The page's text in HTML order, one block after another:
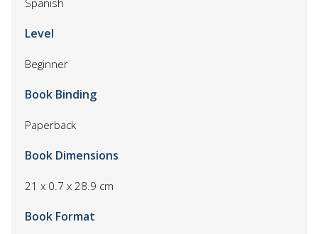
Spanish
Level
Beginner
Book Binding
Paperback
Book Dimensions
21 x 0.7 x 28.9 cm
Book Format